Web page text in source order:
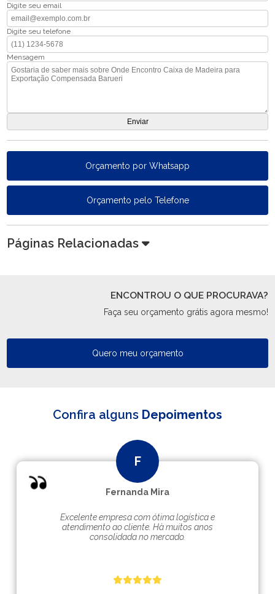
Digite seu email
Digite seu telefone
Mensagem
Orçamento por Whatsapp
Orçamento pelo Telefone
Páginas Relacionadas
ENCONTROU O QUE PROCURAVA?
Faça seu orçamento grátis agora mesmo!
Quero meu orçamento
Confira alguns Depoimentos
Fernanda Mira
Excelente empresa com ótima logística e
atendimento ao cliente. Hà muitos anos
consolidada no mercado.